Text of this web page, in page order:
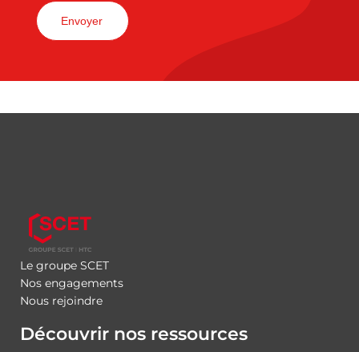
Le groupe SCET
Nos engagements
Nous rejoindre
Découvrir nos ressources